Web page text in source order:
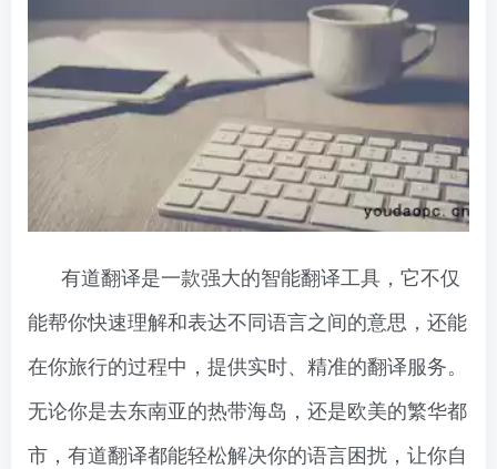
有道翻译是一款强大的智能翻译工具，它不仅
能帮你快速理解和表达不同语言之间的意思，还能
在你旅行的过程中，提供实时、精准的翻译服务。
无论你是去东南亚的热带海岛，还是欧美的繁华都
市，有道翻译都能轻松解决你的语言困扰，让你自